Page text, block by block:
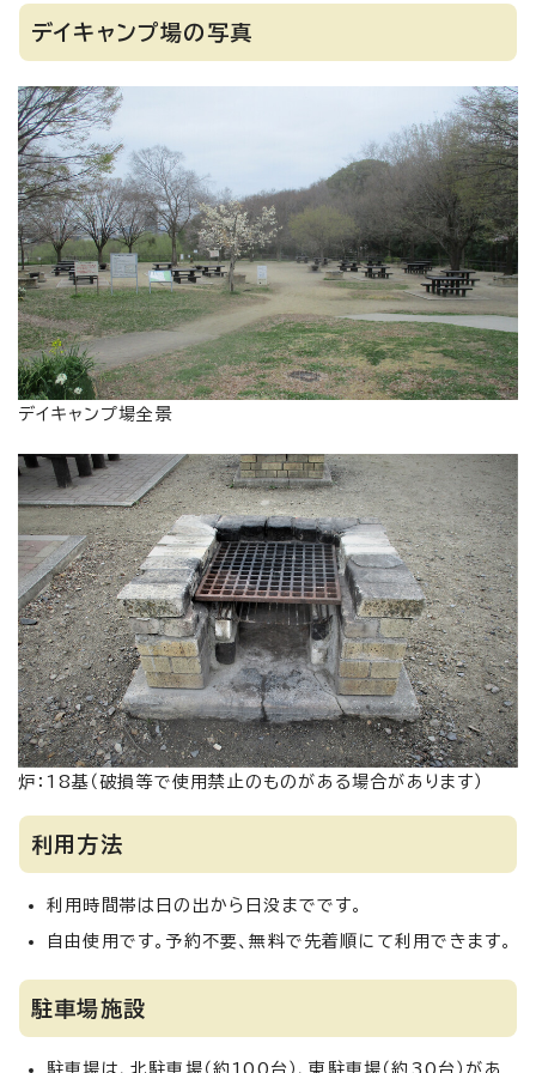
デイキャンプ場の写真
デイキャンプ場全景
炉：18基（破損等で使用禁止のものがある場合があります）
利用方法
利用時間帯は日の出から日没までです。
自由使用です。予約不要、無料で先着順にて利用できます。
駐車場施設
駐車場は、北駐車場（約100台）、東駐車場（約30台）があ